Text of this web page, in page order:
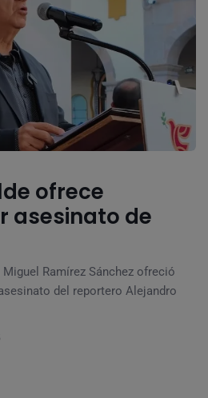
ofrece
asesinato de
Ramírez Sánchez ofreció
del reportero Alejandro